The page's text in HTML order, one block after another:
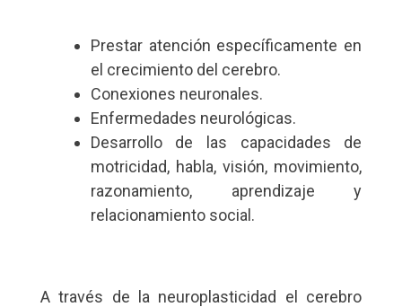
Prestar atención específicamente en
el crecimiento del cerebro.
Conexiones neuronales.
Enfermedades neurológicas.
Desarrollo de las capacidades de
motricidad, habla, visión, movimiento,
razonamiento, aprendizaje y
relacionamiento social.
A través de la neuroplasticidad el cerebro